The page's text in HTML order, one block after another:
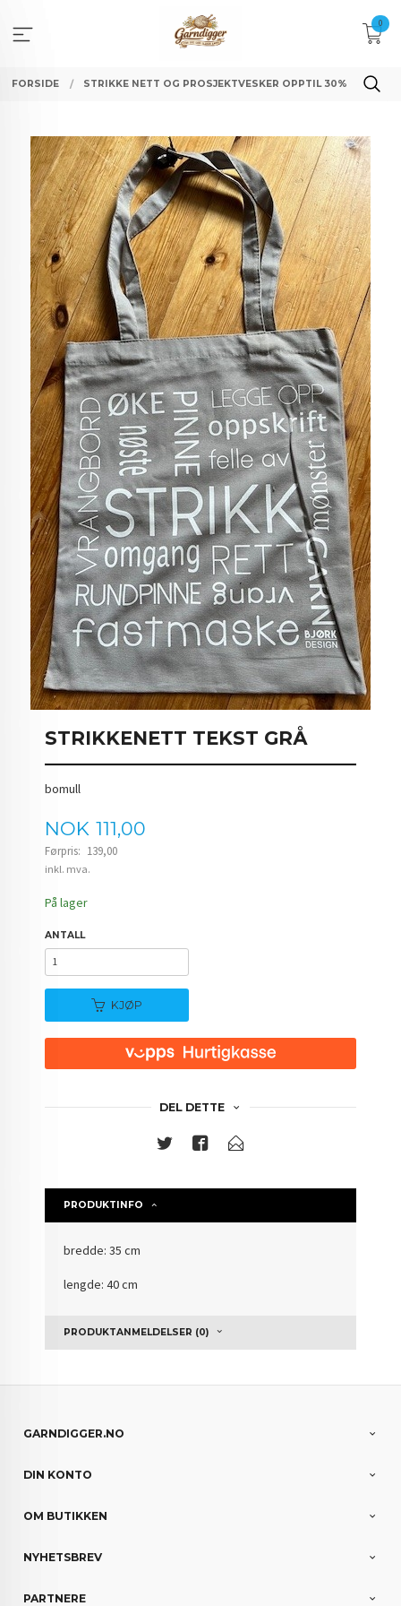
innholdet
0
FORSIDE STRIKKE NETT OG PROSJEKTVESKER OPPTIL 30%
STRIKKENETT TEKST GRÅ
bomull
Tilbud
NOK 111,00
Førpris: 139,00
Rabatt
inkl. mva.
På lager
ANTALL
KJØP
DEL DETTE
PRODUKTINFO
bredde: 35 cm
lengde: 40 cm
PRODUKTANMELDELSER (0)
GARNDIGGER.NO
DIN KONTO
OM BUTIKKEN
NYHETSBREV
PARTNERE